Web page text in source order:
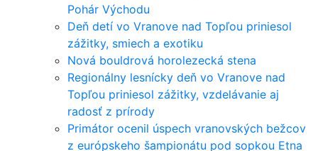
Pohár Východu
Deň detí vo Vranove nad Topľou priniesol
zážitky, smiech a exotiku
Nová bouldrová horolezecká stena
Regionálny lesnícky deň vo Vranove nad
Topľou priniesol zážitky, vzdelávanie aj
radosť z prírody
Primátor ocenil úspech vranovských bežcov
z európskeho šampionátu pod sopkou Etna